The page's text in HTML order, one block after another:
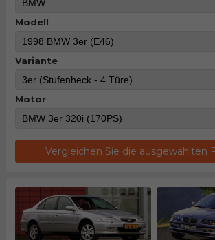
Modell
Variante
Motor
Vergleichen Sie die ausgewählten